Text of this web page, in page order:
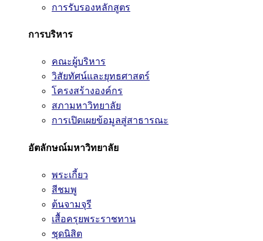
การรับรองหลักสูตร
การบริหาร
คณะผู้บริหาร
วิสัยทัศน์และยุทธศาสตร์
โครงสร้างองค์กร
สภามหาวิทยาลัย
การเปิดเผยข้อมูลสู่สาธารณะ
อัตลักษณ์มหาวิทยาลัย
พระเกี้ยว
สีชมพู
ต้นจามจุรี
เสื้อครุยพระราชทาน
ชุดนิสิต